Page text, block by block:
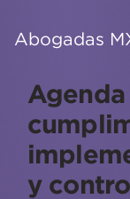
Abogadas
y